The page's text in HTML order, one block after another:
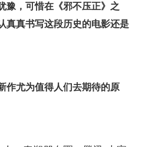
豫，可惜在《邪不压正》之
真真书写这段历史的电影还是
作尤为值得人们去期待的原